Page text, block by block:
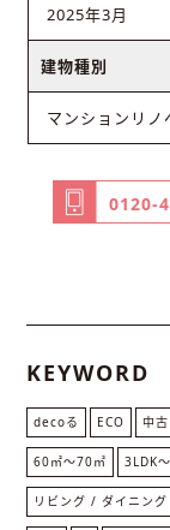
2025年3月
建物種別
マンションリノ
0120-
KEYWORD
decoる ECO 中
60㎡〜70㎡ 3LDK〜
リビング / ダイニング